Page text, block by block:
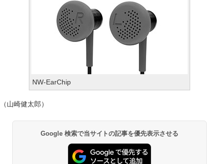
NW-EarChip
（山崎健太郎）
Google 検索で当サイトの記事を優先表示させる